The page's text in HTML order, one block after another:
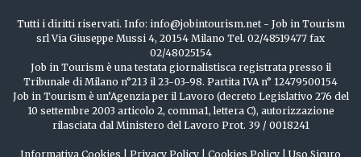
Tutti i diritti riservati. Info: info@jobintourism.net - Job in Tourism
srl Via Giuseppe Mussi 4, 20154 Milano Tel. 02/48519477 fax
02/48025154
Job in Tourism è una testata giornalistisca registrata presso il
Tribunale di Milano n°213 il 23-03-98. Partita IVA n° 12479500154
Job in Tourism è un’Agenzia per il Lavoro (decreto Legislativo 276 del
10 settembre 2003 articolo 2, comma1, lettera C), autorizzazione
rilasciata dal Ministero del Lavoro Prot. 39 / 0018241
Informativa Cookies Privacy Policy Cookies Policy Uso Sicuro